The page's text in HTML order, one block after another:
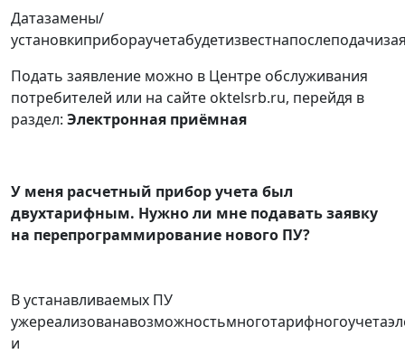
Датазамены/
Подать заявление можно в Центре обслуживания
потребителей или на сайте oktelsrb.ru, перейдя в
раздел: Электронная приёмная
У меня расчетный прибор учета был
двухтарифным. Нужно ли мне подавать заявку
на перепрограммирование нового ПУ?
В устанавливаемых ПУ
и